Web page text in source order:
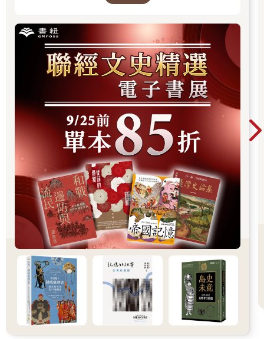
至還可能加劇這種情況。當有著更多的貧民出於經濟因素，被迫
妥善的墓址便給了買家機會，能以最低的成本提升自己的社會地
位。對墳地的焦慮於是轉變成了土地糾紛，告官的人或許在想方
設法保護自己所擁有的財產，抑或是嘗試收回失去的土地。
一八二一年初，四川的官府就已經注意到這種趨勢，當時的省按
察使發布告示，嚴厲譴責本省居民「本係好訟」、「惑於風
水」。告示發布前的四十年間，四川的人口增長率為全帝國之
冠，土地糾紛隨之層出不窮。乍看之下，墳塋墓地和非法下葬的
糾紛之所以與日俱增，官方似乎一概歸結於貪婪的百姓「惑於風
水」、「本係好訟」；然而，若是藉著地方案件的幫助，揣摩官
方論述的言外之意，則驚人的行政實相便呼之欲出：由於人口、
社會和經濟等情勢發生變動，加上法律規範不斷演變，迫使官員
相較於以往，更加需要透過風水解決土地爭端。
除了一項重大差異之外，上述說法實則建立在中國財產權現有的
研究基礎上。郭威廷（Weiting Guo）便指出，臺灣的宗族會在契
約中加入風水用語，「相比正式興訟而言，化解爭議的效果更
好」；康豹也認為，民間的神判儀式之所以無所不在，實為一種
機制，意在避免對簿公堂。四川人確實也會擬定風水契約，或是
便通常曠日費時、所費不貲也在所不惜。由於法律對墳地有著嚴
格的保護，因此這些案件得要有官府裁斷才行，但要想解決實非
易事：許多墳塋占據的土地並不需要上交田賦，地方官要想查核
情況時，選擇便極為有限。如果縣官能夠確立案件的具體事實，
便能夠準確應用帝國法律，對於擾亂墳墓、情結重大者，可以科
處斬首或流刑；然而，這些在官員眼中，是萬不得已才做的選